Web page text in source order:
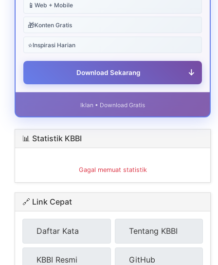
📱 Web + Mobile
🎁Konten Gratis
⭐Inspirasi Harian
Download Sekarang ↓
Iklan • Download Gratis
📊 Statistik KBBI
Gagal memuat statistik
🔗 Link Cepat
Daftar Kata Tentang KBBI
KBBI Resmi GitHub